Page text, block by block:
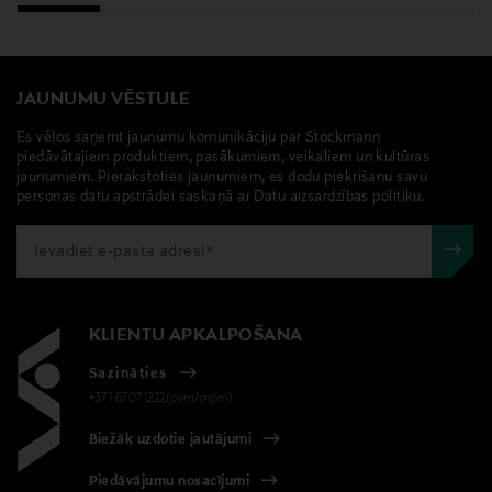
LEAF EXTRACT / ROSEMARY LEAF EXTRACT • CITRIC
Ražotājvalsts
Ražotājs
Loreal Finland Oy
Keilaranta 13 A, 02150, Espoo, Finland
Digitālā adrese
neuvonta@loreal.com
JAUNUMU VĒSTULE
Es vēlos saņemt jaunumu komunikāciju par Stockmann
piedāvātajiem produktiem, pasākumiem, veikaliem un kultūras
jaunumiem. Pierakstoties jaunumiem, es dodu piekrišanu savu
personas datu apstrādei saskaņā ar Datu aizsardzības politiku.
KLIENTU APKALPOŠANA
Sazināties
+371 67071222(pvm/mpm)
Biežāk uzdotie jautājumi
Piedāvājumu nosacījumi